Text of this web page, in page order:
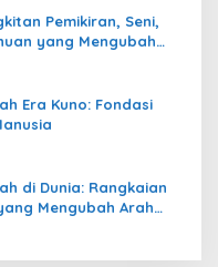
Pemikiran, Seni,
yang Mengubah
Era Kuno: Fondasi
di Dunia: Rangkaian
Mengubah Arah